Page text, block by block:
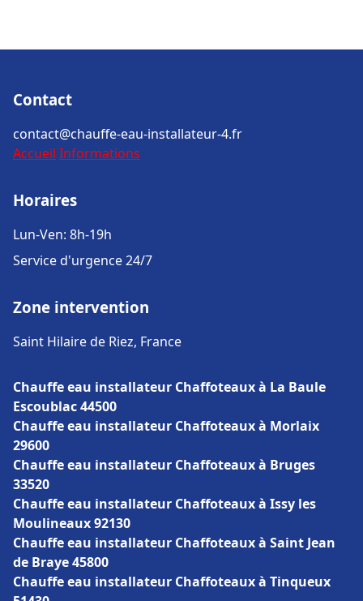
Contact
contact@chauffe-eau-installateur-4.fr
Accueil Informations
Horaires
Lun-Ven: 8h-19h
Service d'urgence 24/7
Zone intervention
Saint Hilaire de Riez, France
Chauffe eau installateur Chaffoteaux à La Baule
Escoublac 44500
Chauffe eau installateur Chaffoteaux à Morlaix
29600
Chauffe eau installateur Chaffoteaux à Bruges
33520
Chauffe eau installateur Chaffoteaux à Issy les
Moulineaux 92130
Chauffe eau installateur Chaffoteaux à Saint Jean
de Braye 45800
Chauffe eau installateur Chaffoteaux à Tinqueux